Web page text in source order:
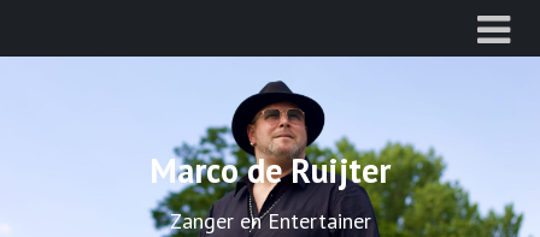
Marco de Ruijter
Zanger en Entertainer